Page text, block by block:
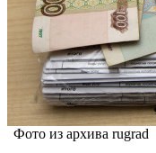
Фото из архива rugrad